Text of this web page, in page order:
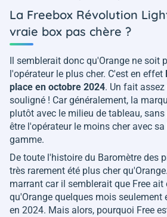
La Freebox Révolution
vraie box pas chère ?
Il semblerait donc qu'Orange ne soit
l'opérateur le plus cher. C'est en effet
place en octobre 2024. Un fait
souligné ! Car généralement, la
plutôt avec le milieu de tableau,
être l'opérateur le moins cher avec
gamme.
De toute l'histoire du Baromètre des
très rarement été plus cher
marrant car il semblerait que Free ait
qu'Orange quelques mois seulement
en 2024. Mais alors, pourquoi Free